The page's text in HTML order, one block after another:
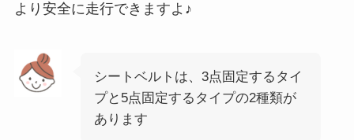
より安全に走行できますよ♪
シートベルトは、3点固定するタイ
プと5点固定するタイプの2種類が
あります